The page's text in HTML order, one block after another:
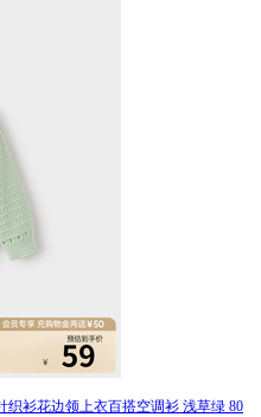
织衫花边领上衣百搭空调衫 浅草绿 80